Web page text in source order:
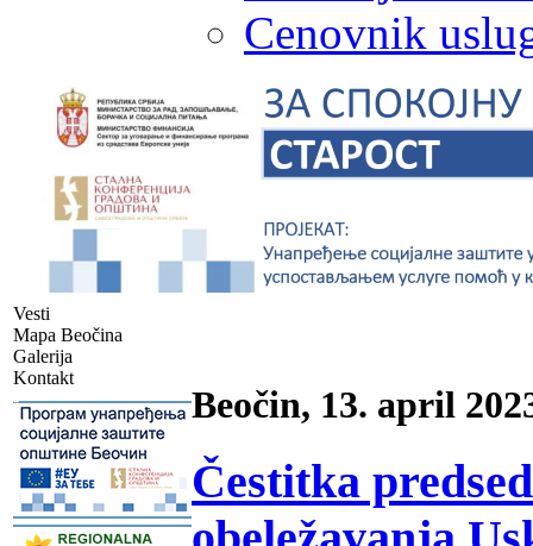
Cenovnik
Vesti
Mapa Beočina
Galerija
Kontakt
-
-
Beočin, 13. april
Čestitka